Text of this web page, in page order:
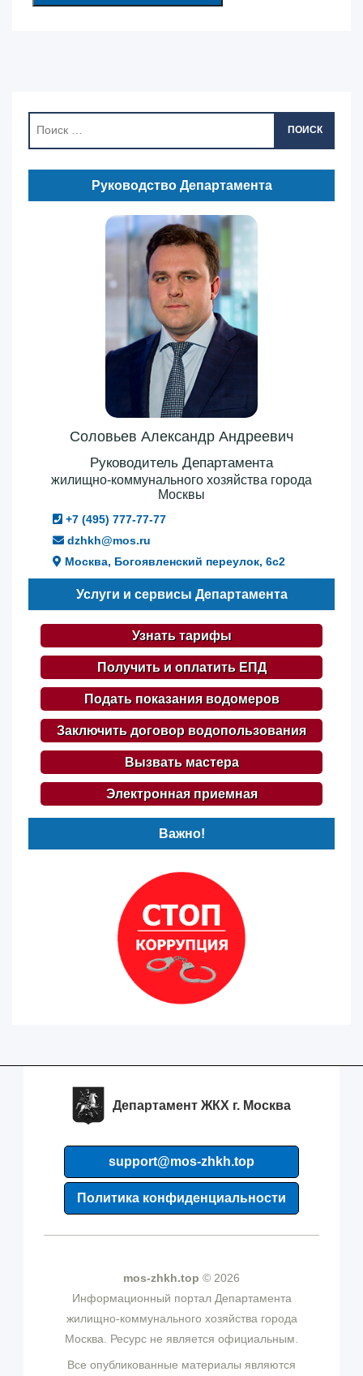
ПОИСК
Руководство Департамента
Соловьев Александр Андреевич
Руководитель Департамента
жилищно-коммунального хозяйства города
Москвы
+7 (495) 777-77-77
dzhkh@mos.ru
Москва, Богоявленский переулок, 6с2
Услуги и сервисы Департамента
Узнать тарифы
Получить и оплатить ЕПД
Подать показания водомеров
Заключить договор водопользования
Вызвать мастера
Электронная приемная
Важно!
Департамент ЖКХ г. Москва
support@mos-zhkh.top
Политика конфиденциальности
mos-zhkh.top © 2026
Информационный портал Департамента
жилищно-коммунального хозяйства города
Москва. Ресурс не является официальным.
Все опубликованные материалы являются